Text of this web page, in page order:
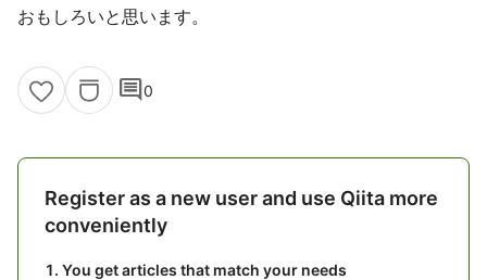
おもしろいと思います。
comment0
Register as a new user and use Qiita more
conveniently
You get articles that match your needs